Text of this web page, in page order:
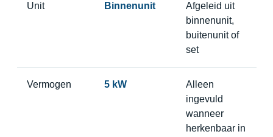
Unit Binnenunit
Afgeleid uit
binnenunit,
buitenunit of
set
Vermogen 5 kW
Alleen
ingevuld
wanneer
herkenbaar in